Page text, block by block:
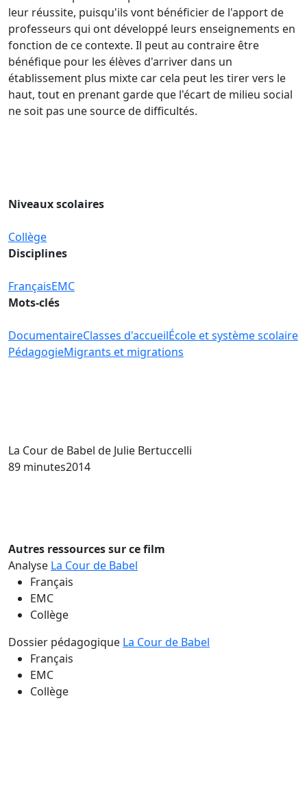
leur réussite, puisqu'ils vont bénéficier de l'apport de
professeurs qui ont développé leurs enseignements en
fonction de ce contexte. Il peut au contraire être
bénéfique pour les élèves d'arriver dans un
établissement plus mixte car cela peut les tirer vers le
haut, tout en prenant garde que l'écart de milieu social
ne soit pas une source de difficultés.
Niveaux scolaires
Collège
Disciplines
FrançaisEMC
Mots-clés
DocumentaireClasses d'accueilÉcole et système scolaire
PédagogieMigrants et migrations
La Cour de Babel de Julie Bertuccelli
89 minutes2014
Autres ressources sur ce film
Analyse La Cour de Babel
Français
EMC
Collège
Dossier pédagogique La Cour de Babel
Français
EMC
Collège